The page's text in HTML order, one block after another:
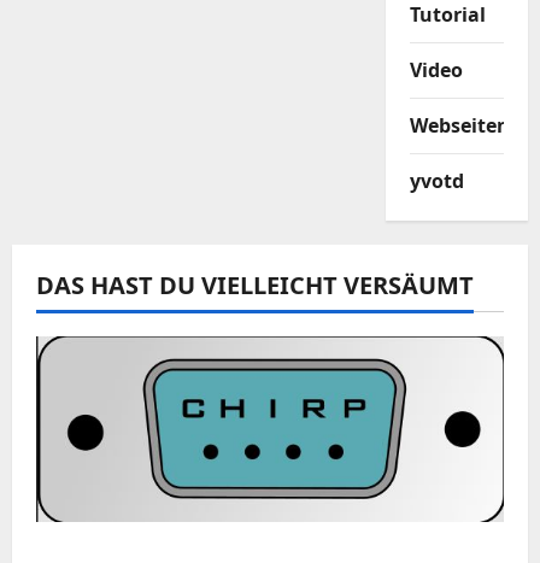
Tutorial
Video
Webseiten
yvotd
DAS HAST DU VIELLEICHT VERSÄUMT